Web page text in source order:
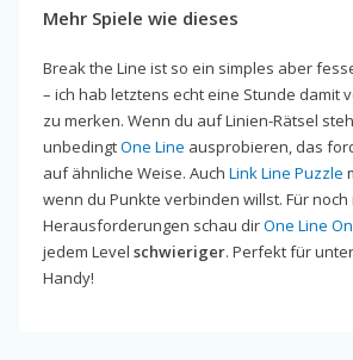
Mehr Spiele wie dieses
Break the Line ist so ein simples aber
– ich hab letztens echt eine Stunde damit
zu merken. Wenn du auf Linien-Rätsel
unbedingtOne Line ausprobieren, das
auf ähnliche Weise. Auch Link Line Puzzle
wenn du Punkte verbinden willst. Für
Herausforderungen schau dirOne Line
jedem Level schwieriger. Perfekt für
Handy!